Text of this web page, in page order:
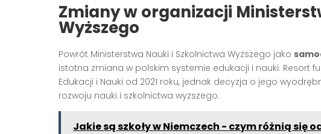
Zmiany w organizacji
Wyższego
Powrót Ministerstwa Nauki i Szkolnictwa Wyższego jako
istotna zmiana w polskim systemie edukacji i nauki. Resort
Edukacji i Nauki od 2021 roku, jednak decyzja o jego
rozwoju nauki i szkolnictwa wyższego.
Jakie są szkoły w Niemczech - czym różnią się